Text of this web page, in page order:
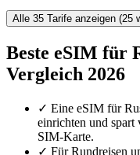
Alle 35 Tarife anzeigen (25
Beste eSIM für
Vergleich 2026
✓ Eine eSIM für
einrichten und spart
SIM-Karte.
✓ Für Rundreisen